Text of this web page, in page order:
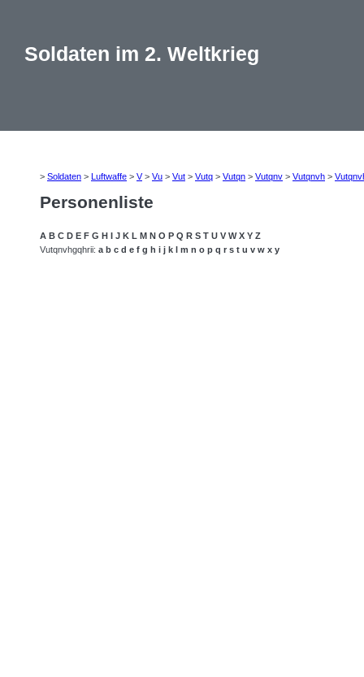
Soldaten im 2. Weltkrieg
> Soldaten > Luftwaffe > V> Vu > Vut > Vutq > Vutqn > Vutqnv > Vutqnvh >
Personenliste
A B C D E F G H I J K L M N O P Q R S T U V W X Y Z
Vutqnvhgqhrii: a b c d e f g h i j k l m n o p q r s t u v w x y